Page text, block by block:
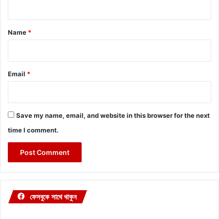
*
Name *
Email *
Save my name, email, and website in this browser for the next
time I comment.
ফেসবুকে সাথে থাকুন